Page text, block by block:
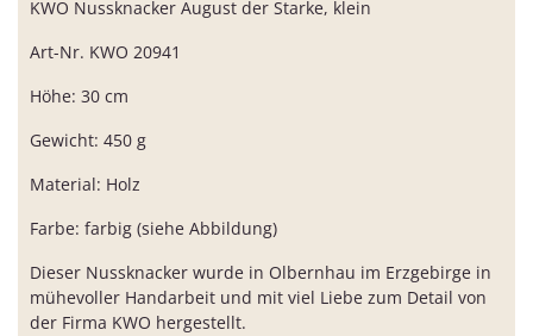
KWO Nussknacker August der Starke, klein
Art-Nr. KWO 20941
Höhe: 30 cm
Gewicht: 450 g
Material: Holz
Farbe: farbig (siehe Abbildung)
Dieser Nussknacker wurde in Olbernhau im Erzgebirge in
mühevoller Handarbeit und mit viel Liebe zum Detail von
der Firma KWO hergestellt.